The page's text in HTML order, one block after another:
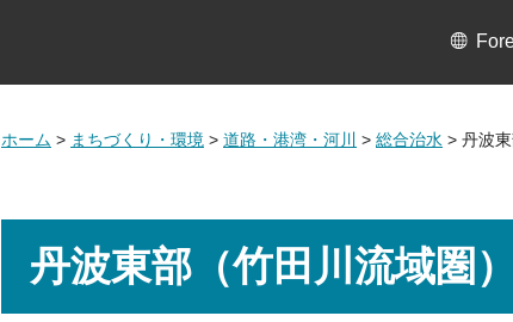
ホーム > まちづくり・環境 > 道路・港湾・河川 > 総合治水 > 丹波
丹波東部（竹田川流域圏